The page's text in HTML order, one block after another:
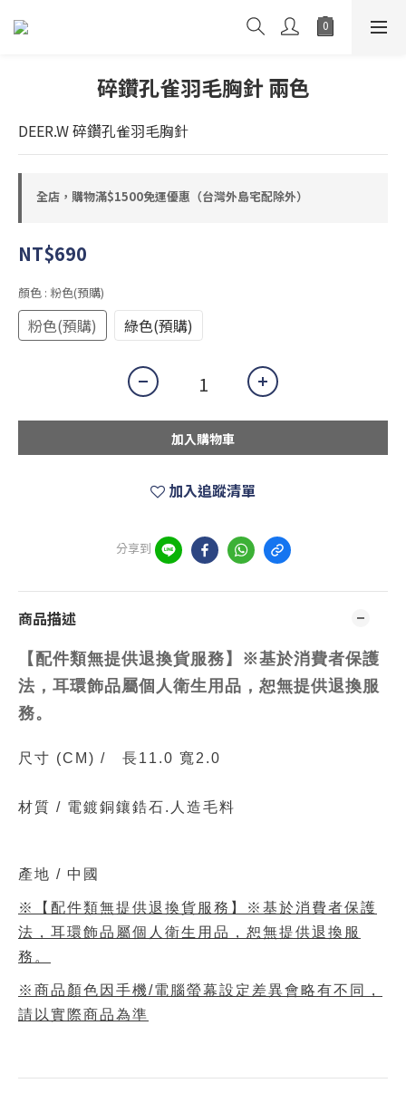
碎鑽孔雀羽毛胸針 兩色
DEER.W 碎鑽孔雀羽毛胸針
全店，購物滿$1500免運優惠（台灣外島宅配除外）
NT$690
顏色 : 粉色(預購)
粉色(預購) 綠色(預購)
加入購物車
加入追蹤清單
分享到
商品描述
【配件類無提供退換貨服務】※基於消費者保護
法，耳環飾品屬個人衛生用品，恕無提供退換服
務。
尺寸 (CM) / 長11.0 寬2.0
材質 / 電鍍銅鑲鋯石.人造毛料
產地 / 中國
※【配件類無提供退換貨服務】※基於消費者保護
法，耳環飾品屬個人衛生用品，恕無提供退換服
務。
※商品顏色因手機/電腦螢幕設定差異會略有不同，
請以實際商品為準